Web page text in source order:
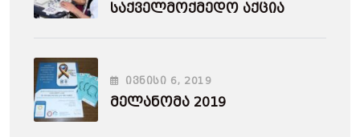
Საქველმოქმედო Აქცია
ᲘᲕᲜᲘᲡᲘ 6, 2019
Მელანომა 2019